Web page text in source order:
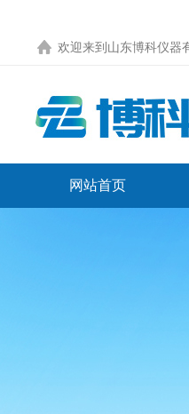
欢迎来到 山东博科仪器
网站首页